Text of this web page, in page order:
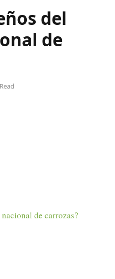
del
de
de carrozas?